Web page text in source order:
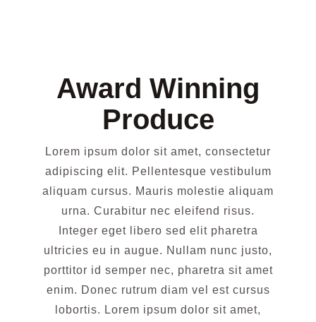
Award Winning
Produce
Lorem ipsum dolor sit amet, consectetur
adipiscing elit. Pellentesque vestibulum
aliquam cursus. Mauris molestie aliquam
urna. Curabitur nec eleifend risus.
Integer eget libero sed elit pharetra
ultricies eu in augue. Nullam nunc justo,
porttitor id semper nec, pharetra sit amet
enim. Donec rutrum diam vel est cursus
lobortis. Lorem ipsum dolor sit amet,